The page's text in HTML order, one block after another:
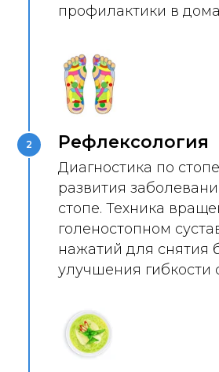
МЕНЮ:
ПЕРЕД СНОМ:
Вечерняя расслабляющая
ванночка для ног
профилактики в
2 Рефлексология
Диагностика по
развития
стопе. Техника
голеностопном
нажатий для снятия
улучшения гибкости